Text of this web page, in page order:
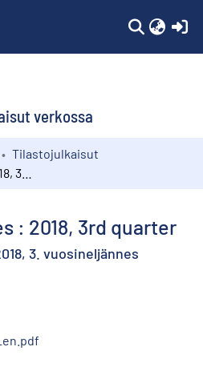
verkossa
Tilastojulkaisut
: 2018, 3rd quarter
3. vuosineljännes